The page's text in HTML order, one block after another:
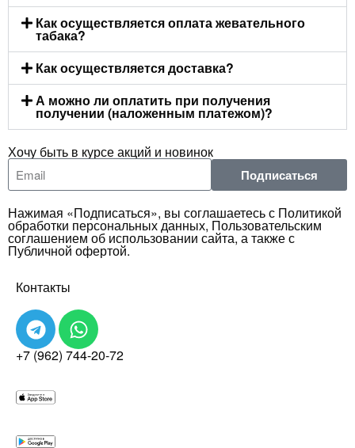
Как осуществляется оплата жевательного
табака?
Как осуществляется доставка?
А можно ли оплатить при получения
получении (наложенным платежом)?
Хочу быть в курсе акций и новинок
Подписаться
Нажимая «Подписаться», вы соглашаетесь с Политикой
обработки персональных данных, Пользовательским
соглашением об использовании сайта, а также с
Публичной офертой.
Контакты
+7 (962) 744-20-72